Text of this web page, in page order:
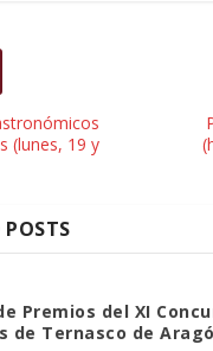
(lunes, 19 y
POSTS
Premios del XI
de Ternasco de